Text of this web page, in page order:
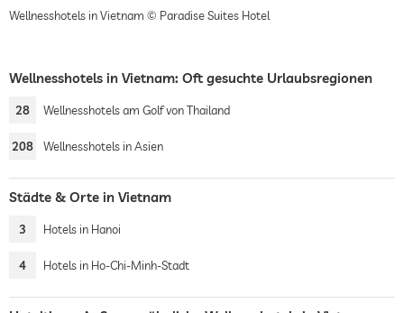
Wellnesshotels in Vietnam © Paradise Suites Hotel
Wellnesshotels in Vietnam: Oft gesuchte Urlaubsregionen
28 Wellnesshotels am Golf von Thailand
208 Wellnesshotels in Asien
Städte & Orte in Vietnam
3 Hotels in Hanoi
4 Hotels in Ho-Chi-Minh-Stadt